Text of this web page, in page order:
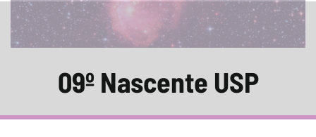
09º Nascente USP